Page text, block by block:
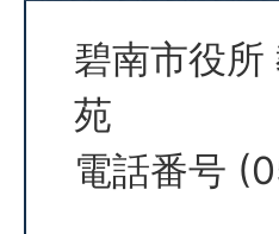
碧南市役
苑
電話番号